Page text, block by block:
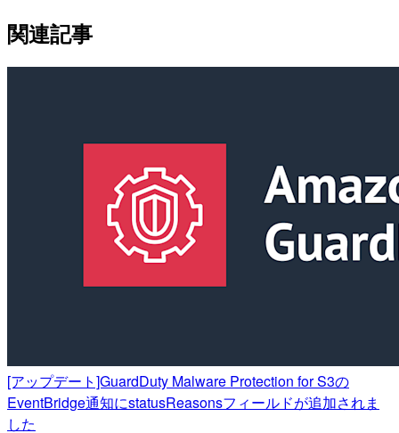
関連記事
[アップデート]GuardDuty Malware Protection for S3の
EventBridge通知にstatusReasonsフィールドが追加されま
した